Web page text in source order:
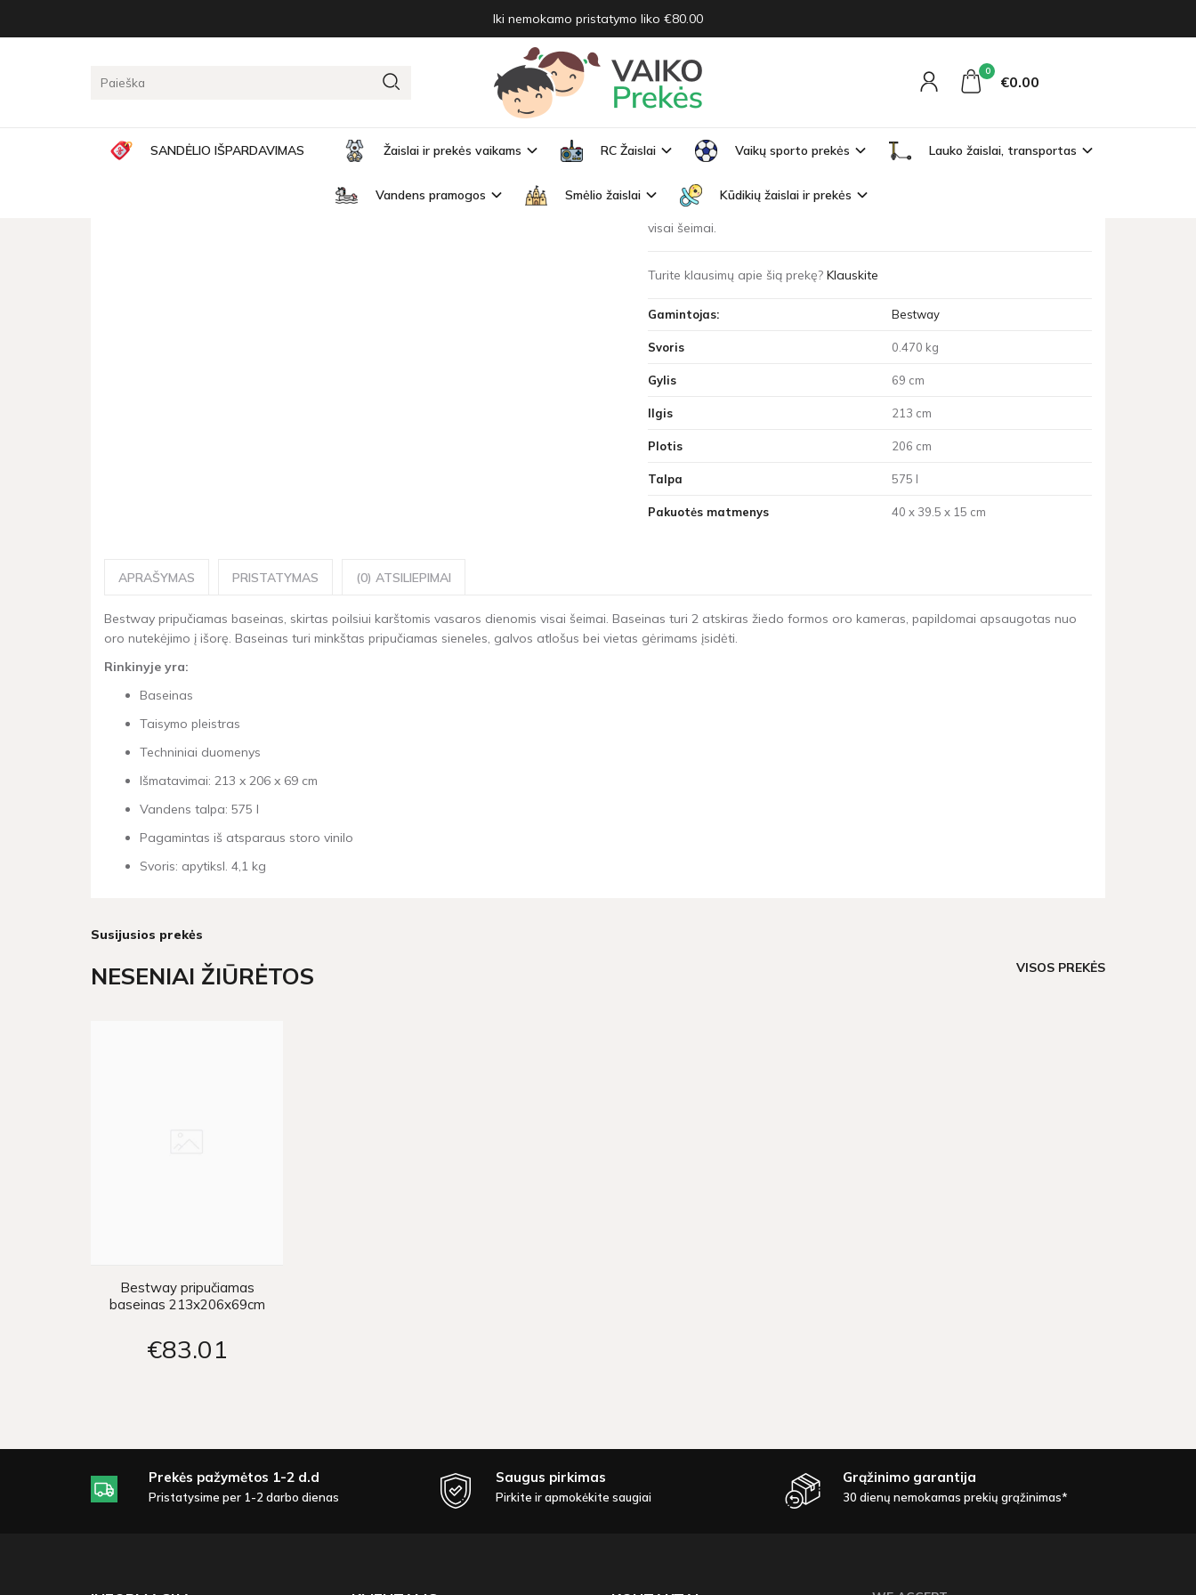
Iki nemokamo pristatymo liko €80.00
0
€0 00
SANDĖLIO IŠPARDAVIMAS Žaislai ir prekės vaikams RC Žaislai Vaikų sporto prekės Lauko žaislai, transportas
Vandens pramogos Smėlio žaislai Kūdikių žaislai ir prekės
Pagrindinis Vandens pramogos Bestway pripučiamas baseinas 213x206x69cm
BESTWAY PRIPUČIAMAS BASEINAS 213X206X69CM
Prekės kodas:
Turimas kiekis:
Išparduota
Bestway pripučiamas baseinas, skirtas poilsiui karštomis vasaros dienomis
visai šeimai.
Turite klausimų apie šią prekę? Klauskite
Gamintojas: Bestway
Svoris 0.470 kg
Gylis 69 cm
Ilgis 213 cm
Plotis 206 cm
Talpa 575 l
Pakuotės matmenys 40 x 39.5 x 15 cm
APRAŠYMAS PRISTATYMAS (0) ATSILIEPIMAI
Bestway pripučiamas baseinas, skirtas poilsiui karštomis vasaros dienomis visai šeimai. Baseinas turi 2 atskiras žiedo formos oro kameras, papildomai apsaugotas nuo
oro nutekėjimo į išorę. Baseinas turi minkštas pripučiamas sieneles, galvos atlošus bei vietas gėrimams įsidėti.
Rinkinyje yra:
Baseinas
Taisymo pleistras
Techniniai duomenys
Išmatavimai: 213 x 206 x 69 cm
Vandens talpa: 575 l
Pagamintas iš atsparaus storo vinilo
Svoris: apytiksl. 4,1 kg
Susijusios prekės
NESENIAI ŽIŪRĖTOS VISOS PREKĖS
Bestway pripučiamas
baseinas 213x206x69cm
€83 01
Prekės pažymėtos 1-2 d.d
Pristatysime per 1-2 darbo dienas
Saugus pirkimas
Pirkite ir apmokėkite saugiai
Grąžinimo garantija
30 dienų nemokamas prekių grąžinimas*